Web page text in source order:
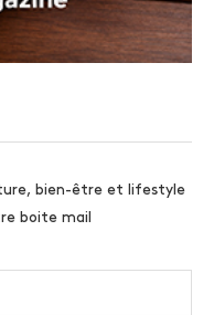
bien-être et lifestyle
boite mail